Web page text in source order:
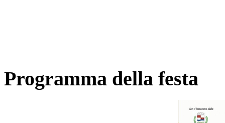
Programma della festa